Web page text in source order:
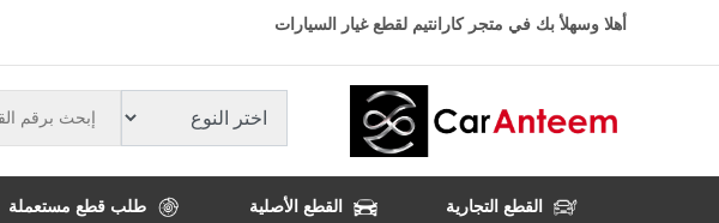
المحتوى
أهلا وسهلأ بك في متجر كارانتيم لقطع غيار السيارات
القطع التجارية القطع الأصلية طلب قطع مستعملة